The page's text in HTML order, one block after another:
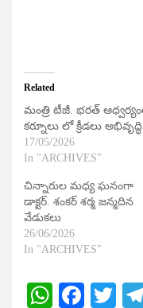
Related
మంత్రి టీజీ. భరత్
కర్నూలు లో క్రీడలు అభివృద్ధి
17/05/2026
In "ARCHIVES"
చిన్నారుల మధ్య ఘనంగా
డాక్టర్. శంకర్ శర్మ జన్మదిన
వేడుకలు
26/06/2026
In "ARCHIVES"